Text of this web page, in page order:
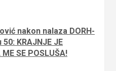
nakon nalaza DORH-
KRAJNJE JE
ME SE POSLUŠA!